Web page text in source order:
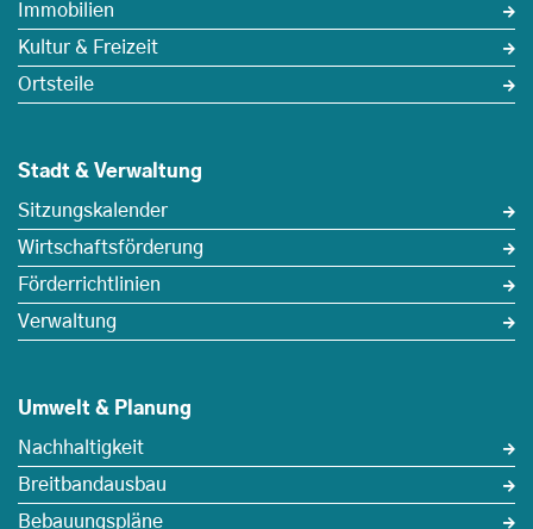
Immobilien
Kultur & Freizeit
Ortsteile
Stadt & Verwaltung
Sitzungskalender
Wirtschaftsförderung
Förderrichtlinien
Verwaltung
Umwelt & Planung
Nachhaltigkeit
Breitbandausbau
Bebauungspläne